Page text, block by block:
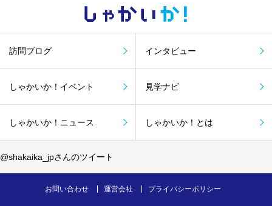
しゃかい か！
訪問ブログ インタビュー
しゃかいか！イベント 見学ナビ
しゃかいか！ニュース しゃかいか！とは
@shakaika_jpさんのツイート
お問い合わせ 運営会社 プライバシーポリシー